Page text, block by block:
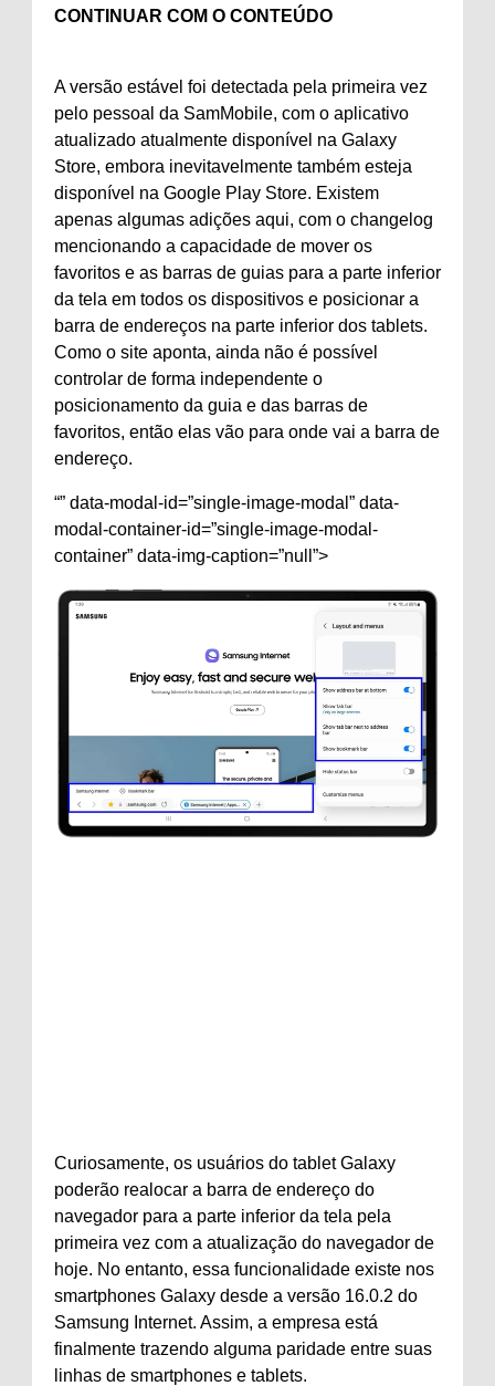
CONTINUAR COM O CONTEÚDO
A versão estável foi detectada pela primeira vez
pelo pessoal da SamMobile, com o aplicativo
atualizado atualmente disponível na Galaxy
Store, embora inevitavelmente também esteja
disponível na Google Play Store. Existem
apenas algumas adições aqui, com o changelog
mencionando a capacidade de mover os
favoritos e as barras de guias para a parte inferior
da tela em todos os dispositivos e posicionar a
barra de endereços na parte inferior dos tablets.
Como o site aponta, ainda não é possível
controlar de forma independente o
posicionamento da guia e das barras de
favoritos, então elas vão para onde vai a barra de
endereço.
“” data-modal-id=”single-image-modal” data-
modal-container-id=”single-image-modal-
container” data-img-caption=”null”>
Curiosamente, os usuários do tablet Galaxy
poderão realocar a barra de endereço do
navegador para a parte inferior da tela pela
primeira vez com a atualização do navegador de
hoje. No entanto, essa funcionalidade existe nos
smartphones Galaxy desde a versão 16.0.2 do
Samsung Internet. Assim, a empresa está
finalmente trazendo alguma paridade entre suas
linhas de smartphones e tablets.